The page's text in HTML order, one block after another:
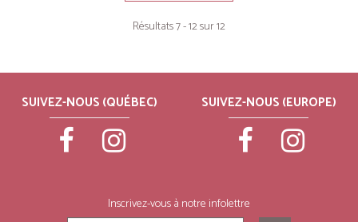
Résultats 7 - 12 sur 12
SUIVEZ-NOUS (QUÉBEC) SUIVEZ-NOUS (EUROPE)
Inscrivez-vous à notre infolettre